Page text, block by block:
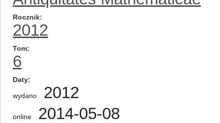
Rocznik
2012
Tom
6
Daty
wydano 2012
online 2014-05-08